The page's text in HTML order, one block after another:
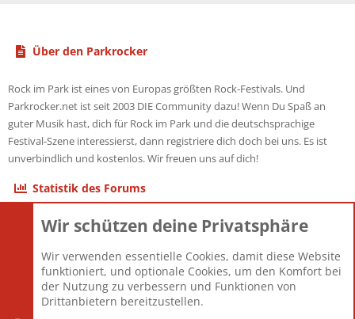
Über den Parkrocker
Rock im Park ist eines von Europas größten Rock-Festivals. Und
Parkrocker.net ist seit 2003 DIE Community dazu! Wenn Du Spaß an
guter Musik hast, dich für Rock im Park und die deutschsprachige
Festival-Szene interessierst, dann registriere dich doch bei uns. Es ist
unverbindlich und kostenlos. Wir freuen uns auf dich!
Statistik des Forums
Themen
Mitglieder
12.425
Neuestes Mitglied
Toddster85
Wir schützen deine Privatsphäre
Wir verwenden essentielle Cookies, damit diese Website
funktioniert, und optionale Cookies, um den Komfort bei
der Nutzung zu verbessern und Funktionen von
Drittanbietern bereitzustellen.